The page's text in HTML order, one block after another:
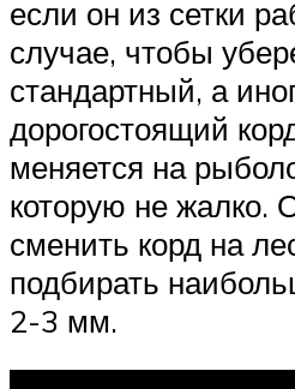
если он из сетки
случае, чтобы
стандартный, а
дорогостоящий
меняется на
которую не жалко.
сменить корд на
подбирать
2-3 мм.